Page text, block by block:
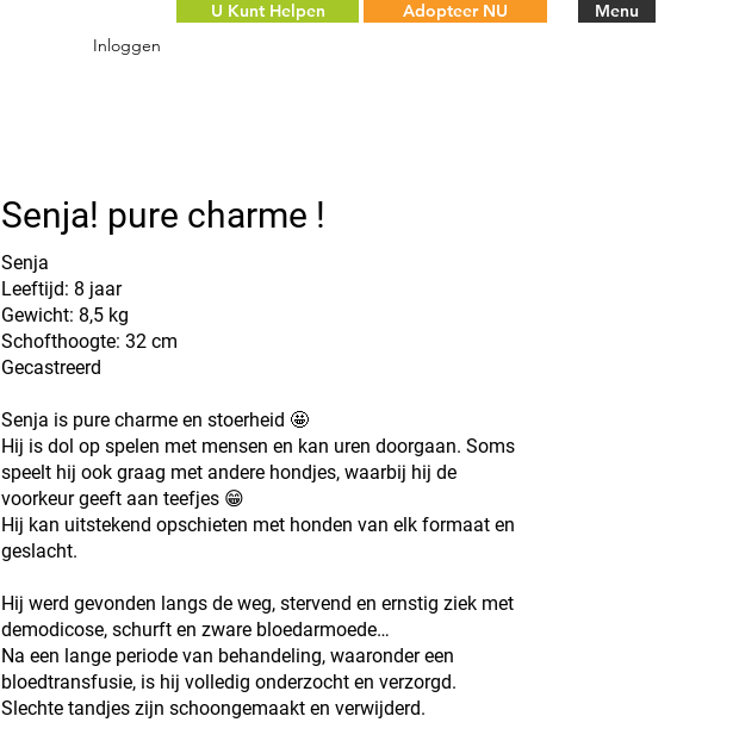
Inloggen
U Kunt Helpen Adopteer NU Menu
Senja! pure charme !
Senja
Leeftijd: 8 jaar
Gewicht: 8,5 kg
Schofthoogte: 32 cm
Gecastreerd
Senja is pure charme en stoerheid 🤩
Hij is dol op spelen met mensen en kan uren doorgaan. Soms
speelt hij ook graag met andere hondjes, waarbij hij de
voorkeur geeft aan teefjes 😁
Hij kan uitstekend opschieten met honden van elk formaat en
geslacht.
Hij werd gevonden langs de weg, stervend en ernstig ziek met
demodicose, schurft en zware bloedarmoede…
Na een lange periode van behandeling, waaronder een
bloedtransfusie, is hij volledig onderzocht en verzorgd.
Slechte tandjes zijn schoongemaakt en verwijderd.